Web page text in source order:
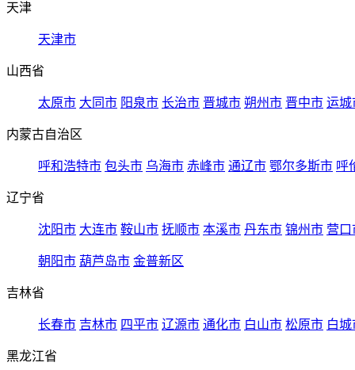
天津
天津市
山西省
太原市 大同市 阳泉市 长治市 晋城市 朔州市 晋中市 运城
内蒙古自治区
呼和浩特市 包头市 乌海市 赤峰市 通辽市 鄂尔多斯市 呼
辽宁省
沈阳市 大连市 鞍山市 抚顺市 本溪市 丹东市 锦州市 营口
朝阳市 葫芦岛市 金普新区
吉林省
长春市 吉林市 四平市 辽源市 通化市 白山市 松原市 白城
黑龙江省